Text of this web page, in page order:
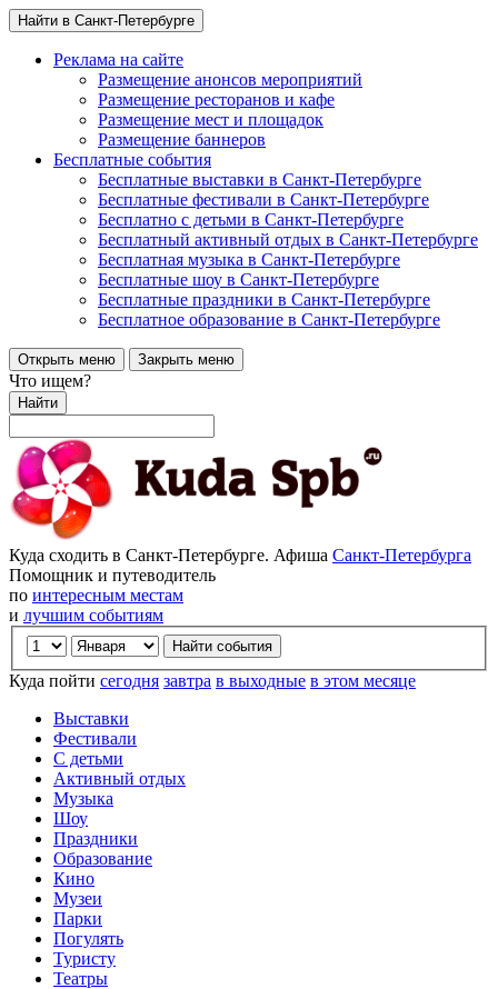
Найти в Санкт-Петербурге
Реклама на сайте
Размещение анонсов мероприятий
Размещение ресторанов и кафе
Размещение мест и площадок
Размещение баннеров
Бесплатные события
Бесплатные выставки в Санкт-Петербурге
Бесплатные фестивали в Санкт-Петербурге
Бесплатно с детьми в Санкт-Петербурге
Бесплатный активный отдых в Санкт-Петербурге
Бесплатная музыка в Санкт-Петербурге
Бесплатные шоу в Санкт-Петербурге
Бесплатные праздники в Санкт-Петербурге
Бесплатное образование в Санкт-Петербурге
Открыть меню Закрыть меню
Что ищем?
Найти
Куда сходить в Санкт-Петербурге. Афиша Санкт-Петербурга
Помощник и путеводитель
по интересным местам
и лучшим событиям
Куда пойти сегодня завтра в выходные в этом месяце
Выставки
Фестивали
С детьми
Активный отдых
Музыка
Шоу
Праздники
Образование
Кино
Музеи
Парки
Погулять
Туристу
Театры